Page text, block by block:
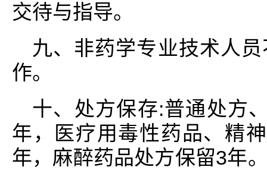
交待与指导。
九、非药学专业技术人
作。
十、处方保存:普通处方
年，医疗用毒性药品、精
年，麻醉药品处方保留3年